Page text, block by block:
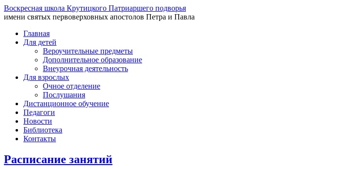
Воскресная школа Крутицкого Патриаршего подворья
имени святых первоверховных апостолов Петра и Павла
Главная
Для детей
Вероучительные предметы
Дополнительное образование
Внеурочная деятельность
Для взрослых
Очное отделение
Послушания
Дистанционное обучение
Педагоги
Новости
Библиотека
Контакты
Расписание занятий